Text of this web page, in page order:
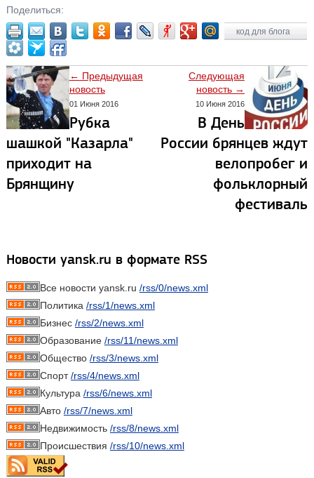
Поделиться:
код для блога
← Предыдущая
новость
01 Июня 2016
Рубка
шашкой "Казарла"
приходит на
Брянщину
Следующая
новость →
10 Июня 2016
В День
России брянцев ждут
велопробег и
фольклорный
фестиваль
Новости yansk.ru в формате RSS
Все новости yansk.ru /rss/0/news.xml
Политика /rss/1/news.xml
Бизнес /rss/2/news.xml
Образование /rss/11/news.xml
Общество /rss/3/news.xml
Спорт/rss/4/news.xml
Культура /rss/6/news.xml
Авто /rss/7/news.xml
Недвижимость /rss/8/news.xml
Происшествия /rss/10/news.xml